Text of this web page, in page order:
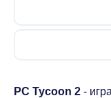
PC Tycoon 2 -